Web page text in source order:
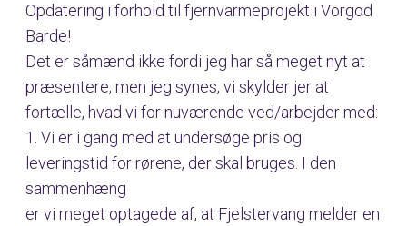
Opdatering i forhold til fjernvarmeprojekt i Vorgod
Barde!
Det er såmænd ikke fordi jeg har så meget nyt at
præsentere, men jeg synes, vi skylder jer at
fortælle, hvad vi for nuværende ved/arbejder med:
1. Vi er i gang med at undersøge pris og
leveringstid for rørene, der skal bruges. I den
sammenhæng
er vi meget optagede af, at Fjelstervang melder en